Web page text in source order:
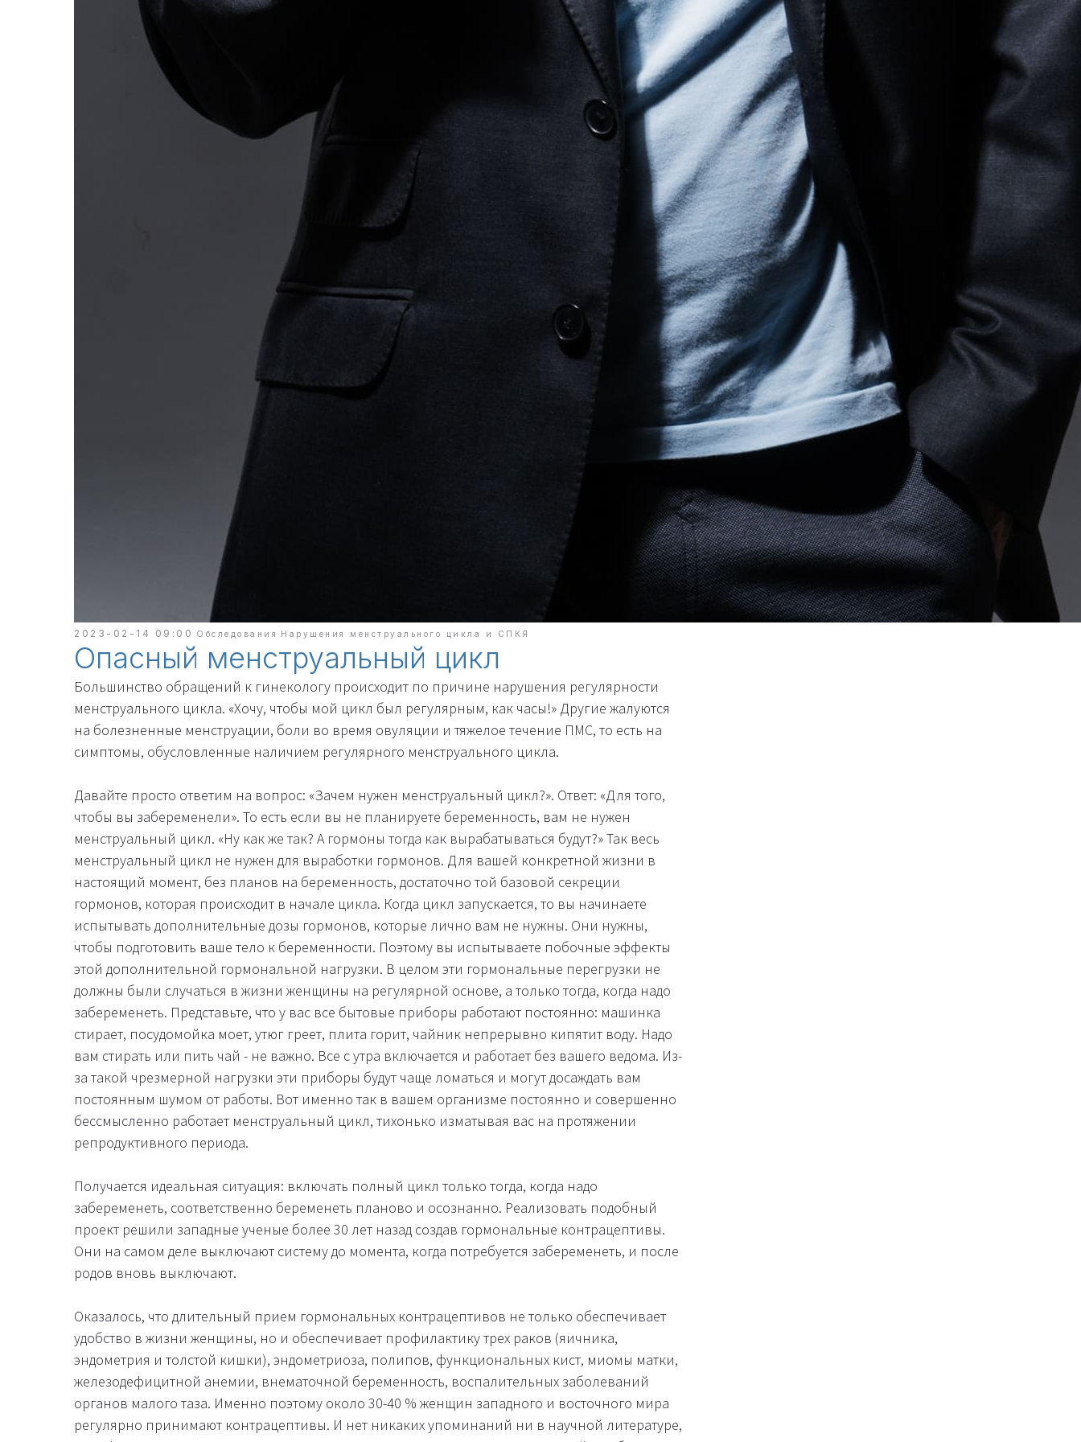
2023-02-14 09:00 Обследования Нарушения менструального цикла и СПКЯ
Опасный менструальный цикл
Большинство обращений к гинекологу происходит по причине нарушения регулярности
менструального цикла. «Хочу, чтобы мой цикл был регулярным, как часы!» Другие жалуются
на болезненные менструации, боли во время овуляции и тяжелое течение ПМС, то есть на
симптомы, обусловленные наличием регулярного менструального цикла.
Давайте просто ответим на вопрос: «Зачем нужен менструальный цикл?». Ответ: «Для того,
чтобы вы забеременели». То есть если вы не планируете беременность, вам не нужен
менструальный цикл. «Ну как же так? А гормоны тогда как вырабатываться будут?» Так весь
менструальный цикл не нужен для выработки гормонов. Для вашей конкретной жизни в
настоящий момент, без планов на беременность, достаточно той базовой секреции
гормонов, которая происходит в начале цикла. Когда цикл запускается, то вы начинаете
испытывать дополнительные дозы гормонов, которые лично вам не нужны. Они нужны,
чтобы подготовить ваше тело к беременности. Поэтому вы испытываете побочные эффекты
этой дополнительной гормональной нагрузки. В целом эти гормональные перегрузки не
должны были случаться в жизни женщины на регулярной основе, а только тогда, когда надо
забеременеть. Представьте, что у вас все бытовые приборы работают постоянно: машинка
стирает, посудомойка моет, утюг греет, плита горит, чайник непрерывно кипятит воду. Надо
вам стирать или пить чай - не важно. Все с утра включается и работает без вашего ведома. Из-
за такой чрезмерной нагрузки эти приборы будут чаще ломаться и могут досаждать вам
постоянным шумом от работы. Вот именно так в вашем организме постоянно и совершенно
бессмысленно работает менструальный цикл, тихонько изматывая вас на протяжении
репродуктивного периода.
Получается идеальная ситуация: включать полный цикл только тогда, когда надо
забеременеть, соответственно беременеть планово и осознанно. Реализовать подобный
проект решили западные ученые более 30 лет назад создав гормональные контрацептивы.
Они на самом деле выключают систему до момента, когда потребуется забеременеть, и после
родов вновь выключают.
Оказалось, что длительный прием гормональных контрацептивов не только обеспечивает
удобство в жизни женщины, но и обеспечивает профилактику трех раков (яичника,
эндометрия и толстой кишки), эндометриоза, полипов, функциональных кист, миомы матки,
железодефицитной анемии, внематочной беременность, воспалительных заболеваний
органов малого таза. Именно поэтому около 30-40 % женщин западного и восточного мира
регулярно принимают контрацептивы. И нет никаких упоминаний ни в научной литературе,